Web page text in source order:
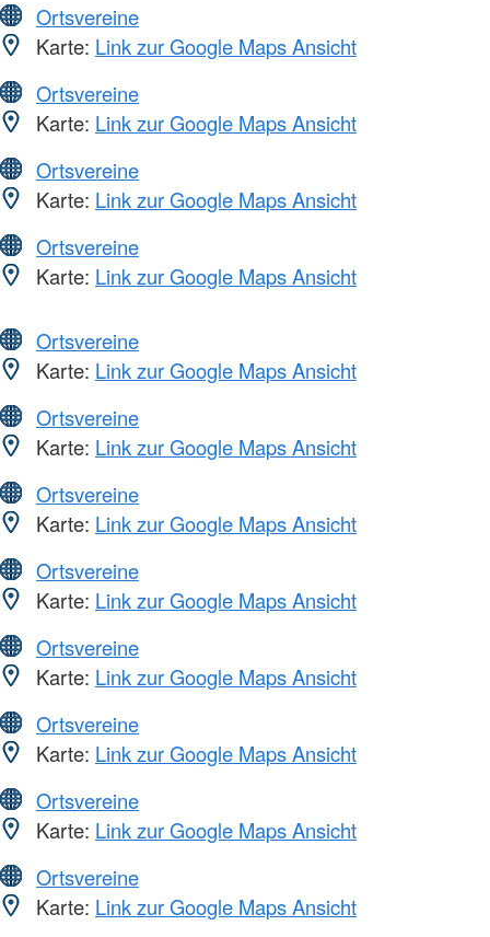
Ortsvereine
Karte: Link zur Google Maps Ansicht
Ortsvereine
Karte: Link zur Google Maps Ansicht
Ortsvereine
Karte: Link zur Google Maps Ansicht
Ortsvereine
Karte: Link zur Google Maps Ansicht
Ortsvereine
Karte: Link zur Google Maps Ansicht
Ortsvereine
Karte: Link zur Google Maps Ansicht
Ortsvereine
Karte: Link zur Google Maps Ansicht
Ortsvereine
Karte: Link zur Google Maps Ansicht
Ortsvereine
Karte: Link zur Google Maps Ansicht
Ortsvereine
Karte: Link zur Google Maps Ansicht
Ortsvereine
Karte: Link zur Google Maps Ansicht
Ortsvereine
Karte: Link zur Google Maps Ansicht